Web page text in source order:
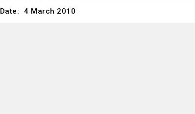
Date: 4 March 2010